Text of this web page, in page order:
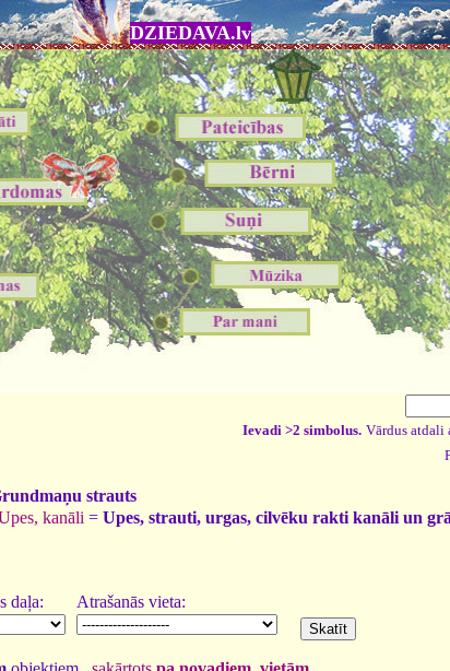
DZIEDAVA.lv
Ievadi >2 simbolus. Vārdus atdali
strauts
kanāli = Upes, strauti, urgas, cilvēku rakti kanāli un
daļa: Atrašanās vieta: